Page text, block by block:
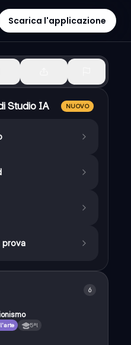
Scarica l'applicazione
Studio IA NUOVO
prova
6
5ªl